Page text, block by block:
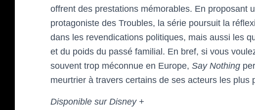
offrent des prestations mémorables. En proposant
protagoniste des Troubles, la série poursuit la
dans les revendications politiques, mais aussi les
et du poids du passé familial. En bref, si vous
souvent trop méconnue en Europe, Say Nothing
meurtrier à travers certains de ses acteurs les plus
Disponible sur Disney +